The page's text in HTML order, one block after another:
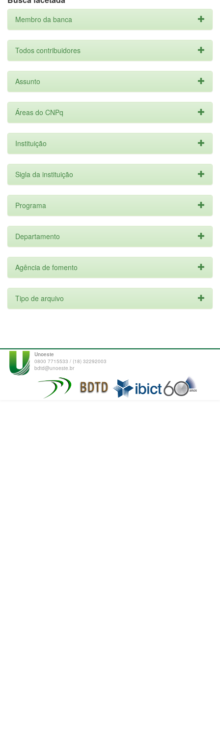
Membro da banca
Todos contribuidores
Assunto
Áreas do CNPq
Instituição
Sigla da instituição
Programa
Departamento
Agência de fomento
Tipo de arquivo
Unoeste
0800 7715533 / (18) 32292003
bdtd@unoeste.br